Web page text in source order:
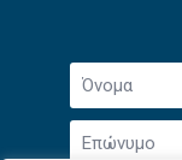
Όνομα
Επώνυμο